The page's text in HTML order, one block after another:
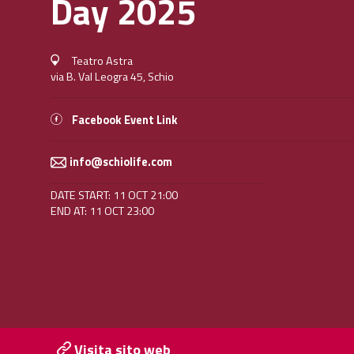
Day 2025
Teatro Astra
via B. Val Leogra 45, Schio
Facebook Event Link
info@schiolife.com
DATE START: 11 OCT 21:00
END AT: 11 OCT 23:00